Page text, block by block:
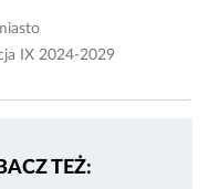
IX 2024-2029
TEŻ: